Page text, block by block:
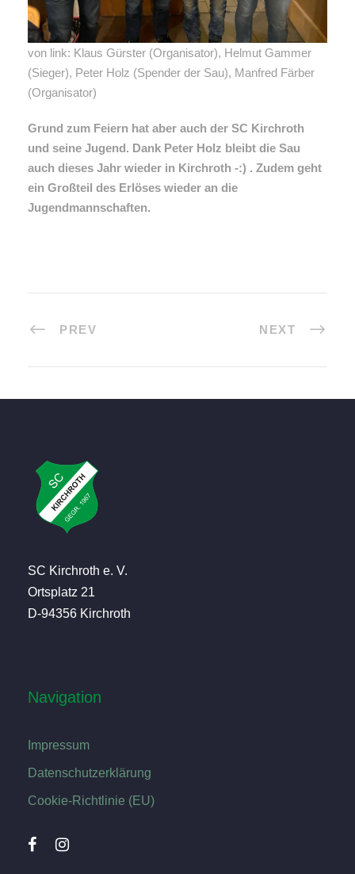
von link: Klaus Gürster (Organisator), Helmut Gammer
(Sieger), Peter Holz (Spender der Sau), Manfred Färber
(Organisator)
Grund zum Feiern hat aber auch der SC Kirchroth
und seine Jugend. Dank Peter Holz bleibt die Sau
auch dieses Jahr wieder in Kirchroth -:) . Zudem geht
ein Großteil des Erlöses wieder an die
Jugendmannschaften.
PREV NEXT
SC Kirchroth e. V.
Ortsplatz 21
D-94356 Kirchroth
Navigation
Impressum
Datenschutzerklärung
Cookie-Richtlinie (EU)